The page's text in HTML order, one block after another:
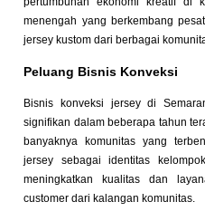
menengah yang berkembang
jersey kustom dari berbagai
Peluang Bisnis Konveksi
Bisnis konveksi jersey di
signifikan dalam beberapa tahun
banyaknya komunitas yang
jersey sebagai identitas
meningkatkan kualitas dan
customer dari kalangan komunitas.